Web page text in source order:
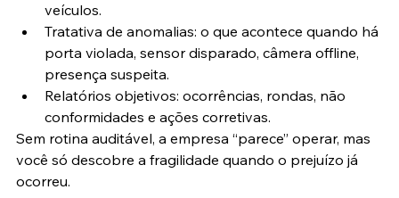
veículos.
Tratativa de anomalias: o que acontece quando há
porta violada, sensor disparado, câmera offline,
presença suspeita.
Relatórios objetivos: ocorrências, rondas, não
conformidades e ações corretivas.
Sem rotina auditável, a empresa “parece” operar, mas
você só descobre a fragilidade quando o prejuízo já
ocorreu.